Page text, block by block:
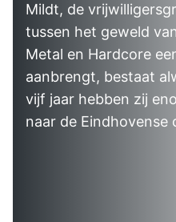
Mildt, de
tussen het geweld
Metal en Hardcore
aanbrengt, bestaat
vijf jaar hebben zij
naar de Eindhovense